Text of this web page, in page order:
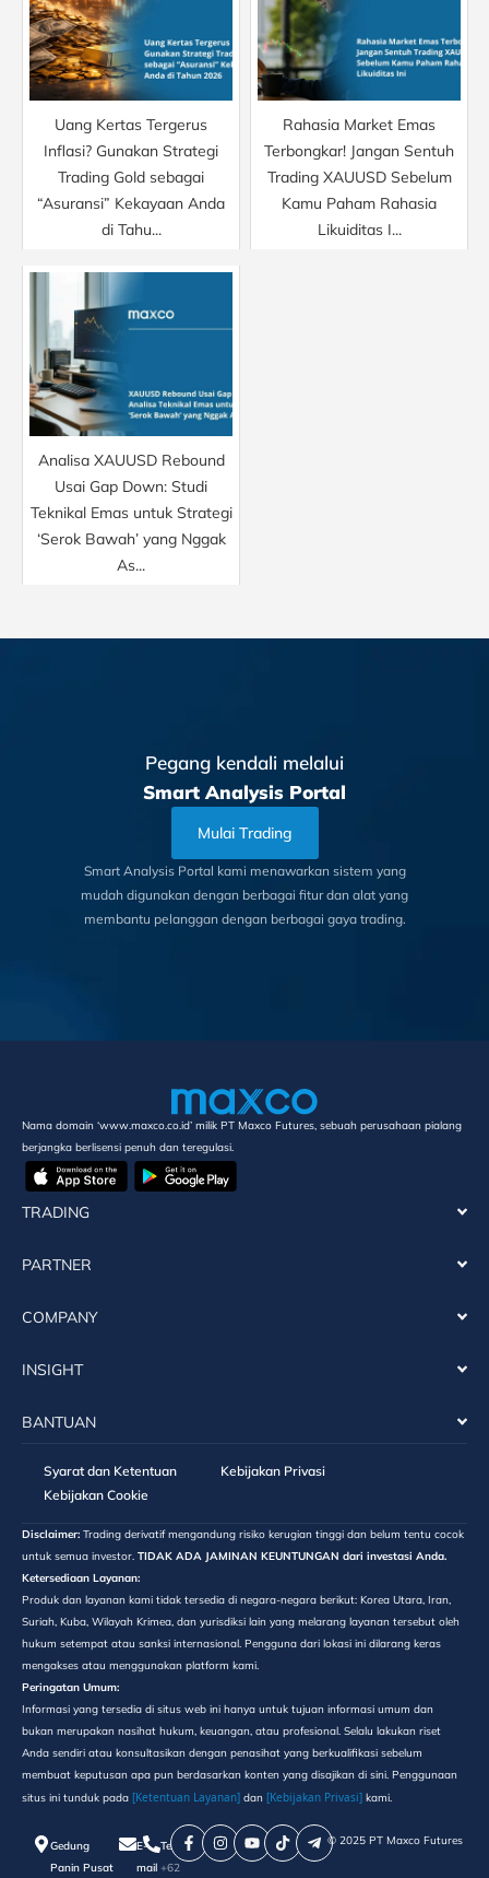
Uang Kertas Tergerus
Inflasi? Gunakan Strategi
Trading Gold sebagai
“Asuransi” Kekayaan Anda
di Tahu...
Rahasia Market Emas
Terbongkar! Jangan Sentuh
Trading XAUUSD Sebelum
Kamu Paham Rahasia
Likuiditas I...
Analisa XAUUSD Rebound
Usai Gap Down: Studi
Teknikal Emas untuk Strategi
‘Serok Bawah’ yang Nggak
As...
Pegang kendali melalui
Smart Analysis Portal
Mulai Trading
Smart Analysis Portal kami menawarkan sistem yang
mudah digunakan dengan berbagai fitur dan alat yang
membantu pelanggan dengan berbagai gaya trading.
Nama domain ‘www.maxco.co.id’ milik PT Maxco Futures, sebuah perusahaan pialang
berjangka berlisensi penuh dan teregulasi.
TRADING
PARTNER
COMPANY
INSIGHT
BANTUAN
Syarat dan Ketentuan
Kebijakan Privasi
Kebijakan Cookie
Disclaimer: Trading derivatif mengandung risiko kerugian tinggi dan belum tentu cocok
untuk semua investor. TIDAK ADA JAMINAN KEUNTUNGAN dari investasi Anda.
Ketersediaan Layanan:
Produk dan layanan kami tidak tersedia di negara-negara berikut: Korea Utara, Iran,
Suriah, Kuba, Wilayah Krimea, dan yurisdiksi lain yang melarang layanan tersebut oleh
hukum setempat atau sanksi internasional. Pengguna dari lokasi ini dilarang keras
mengakses atau menggunakan platform kami.
Peringatan Umum:
Informasi yang tersedia di situs web ini hanya untuk tujuan informasi umum dan
bukan merupakan nasihat hukum, keuangan, atau profesional. Selalu lakukan riset
Anda sendiri atau konsultasikan dengan penasihat yang berkualifikasi sebelum
membuat keputusan apa pun berdasarkan konten yang disajikan di sini. Penggunaan
situs ini tunduk pada [Ketentuan Layanan] dan [Kebijakan Privasi] kami.
Gedung
Panin Pusat
E-
mail
Telepon
+62
©️ 2025 PT Maxco Futures